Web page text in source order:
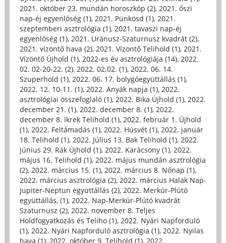
2021. október 23. mundán horoszkóp (2), 2021. őszi
nap-éj egyenlőség (1), 2021. Pünkösd (1), 2021.
szeptemberi asztrológia (1), 2021. tavaszi nap-éj
egyenlőség (1), 2021. Uránusz-Szaturnusz kvadrát (2),
2021. vízöntő hava (2), 2021. Vízöntő Telihold (1), 2021.
Vízöntő Újhold (1), 2022-es év asztrológiája (14), 2022.
02. 02-20-22. (2), 2022. 02.02. (1), 2022. 06. 14.
Szuperhold (1), 2022. 06. 17. bolygóegyüttállás (1),
2022. 12. 10-11. (1), 2022. Anyák napja (1), 2022.
asztrológiai összefoglaló (1), 2022. Bika Újhold (1), 2022.
december 21. (1), 2022. december 8. (1), 2022.
december 8. Ikrek Telihold (1), 2022. február 1. Újhold
(1), 2022. Feltámadás (1), 2022. Húsvét (1), 2022. január
18. Telihold (1), 2022. Július 13. Bak Telihold (1), 2022.
június 29. Rák Újhold (1), 2022. Karácsony (1), 2022.
május 16. Telihold (1), 2022. május mundán asztrológia
(2), 2022. március 15. (1), 2022. március 8. Nőnap (1),
2022. március asztrológia (2), 2022. március Halak Nap-
Jupiter-Neptun együttállás (2), 2022. Merkúr-Plútó
együttállás, (1), 2022. Nap-Merkúr-Plútó kvadrát
Szaturnusz (2), 2022. november 8. Teljes
Holdfogyatkozás és Teliho (1), 2022. Nyári Napforduló
(1), 2022. Nyári Napforduló asztrológia (1), 2022. Nyilas
hava (1), 2022. október 9. Telihold (1), 2022.